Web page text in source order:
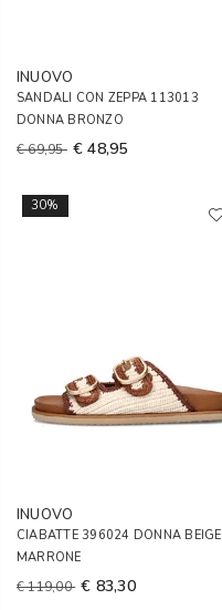
INUOVO
SANDALI CON ZEPPA 113013
DONNA BRONZO
€ 69,95 € 48,95
30%
INUOVO
CIABATTE 396024 DONNA BEIGE
MARRONE
€ 119,00 € 83,30